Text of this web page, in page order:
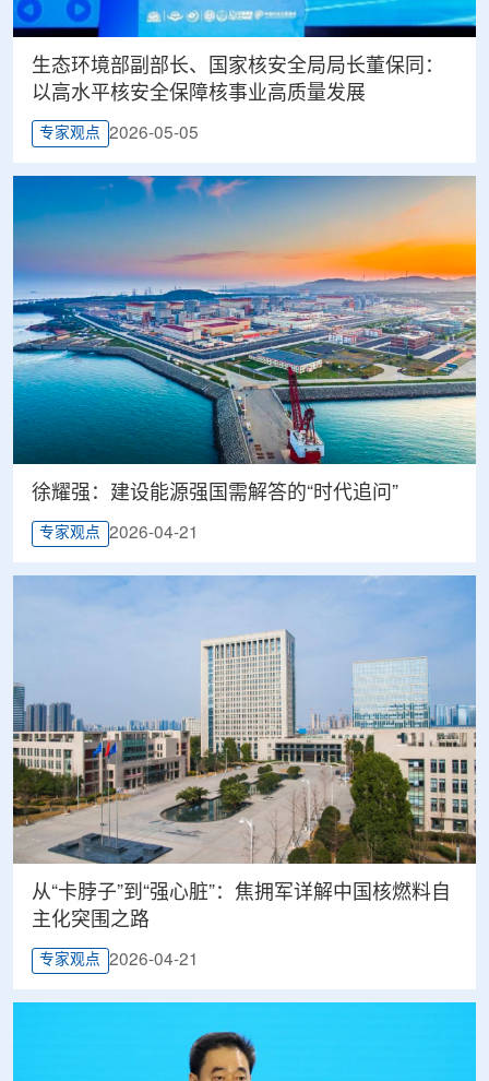
生态环境部副部长、国家核安全局局长董保同：
以高水平核安全保障核事业高质量发展
专家观点 2026-05-05
徐耀强：建设能源强国需解答的“时代追问”
专家观点 2026-04-21
从“卡脖子”到“强心脏”：焦拥军详解中国核燃料自
主化突围之路
专家观点 2026-04-21